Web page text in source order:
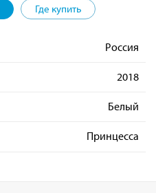
Где купить
Россия
2018
Белый
Принцесса